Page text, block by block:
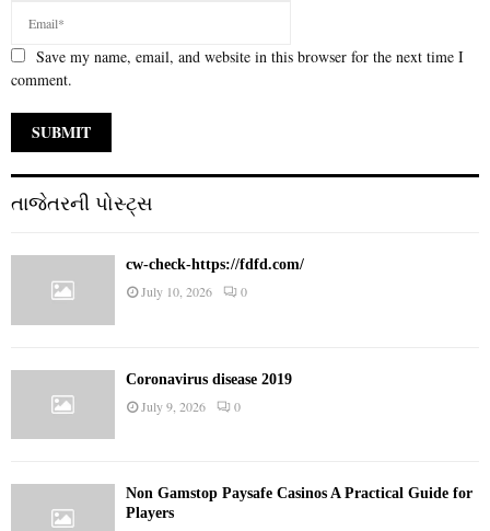
Save my name, email, and website in this browser for the next time I
comment.
તાજેતરની પોસ્ટ્સ
cw-check-https://fdfd.com/
July 10, 2026 0
Coronavirus disease 2019
July 9, 2026 0
Non Gamstop Paysafe Casinos A Practical Guide for
Players